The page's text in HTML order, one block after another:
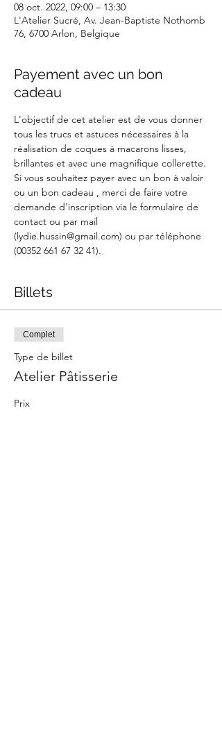
08 oct. 2022, 09:00 – 13:30
L'Atelier Sucré, Av. Jean-Baptiste Nothomb
76, 6700 Arlon, Belgique
Payement avec un bon
cadeau
L'objectif de cet atelier est de vous donner
tous les trucs et astuces nécessaires à la
réalisation de coques à macarons lisses,
brillantes et avec une magnifique collerette.
Si vous souhaitez payer avec un bon à valoir
ou un bon cadeau , merci de faire votre
demande d'inscription via le formulaire de
contact ou par mail
(lydie.hussin@gmail.com) ou par téléphone
(00352 661 67 32 41).
Billets
Complet
Type de billet
Atelier Pâtisserie
Prix